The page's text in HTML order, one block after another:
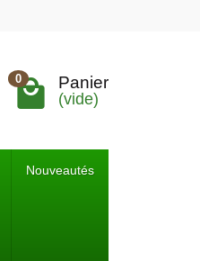
0 Panier
(vide)
Nouveautés